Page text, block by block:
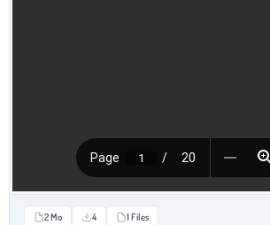
2 Mo 4 1 Files